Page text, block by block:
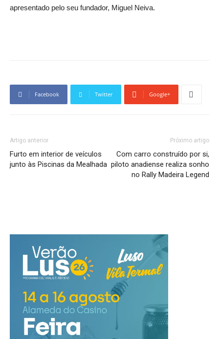
apresentado pelo seu fundador, Miguel Neiva.
Facebook Twitter Google+
Artigo anterior
Furto em interior de veículos
junto às Piscinas da Mealhada
Próximo artigo
Com carro construído por si,
piloto anadiense realiza sonho
no Rally Madeira Legend